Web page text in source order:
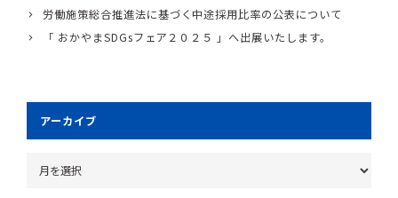
労働施策総合推進法に基づく中途採用比率の公表について
「 おかやまSDGsフェア２０２５ 」へ出展いたします。
アーカイブ